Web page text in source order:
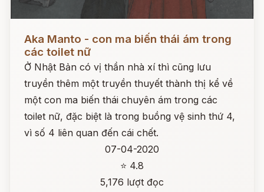
Aka Manto - con ma biến thái ám trong
các toilet nữ
Ở Nhật Bản có vị thần nhà xí thì cũng lưu
truyền thêm một truyền thuyết thành thị kể về
một con ma biến thái chuyên ám trong các
toilet nữ, đặc biệt là trong buồng vệ sinh thứ 4,
vì số 4 liên quan đến cái chết.
07-04-2020
⭐ 4.8
5,176 lượt đọc